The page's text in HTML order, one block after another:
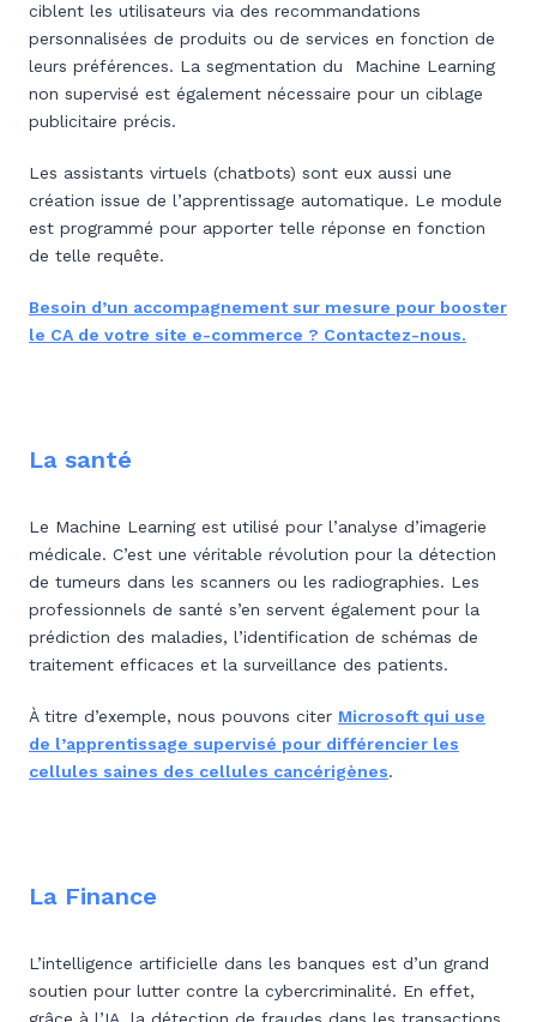
ciblent les utilisateurs via des recommandations
personnalisées de produits ou de services en fonction de
leurs préférences. La segmentation du Machine Learning
non supervisé est également nécessaire pour un ciblage
publicitaire précis.
Les assistants virtuels (chatbots) sont eux aussi une
création issue de l’apprentissage automatique. Le module
est programmé pour apporter telle réponse en fonction
de telle requête.
Besoin d’un accompagnement sur mesure pour booster
le CA de votre site e-commerce ? Contactez-nous.
La santé
Le Machine Learning est utilisé pour l’analyse d’imagerie
médicale. C’est une véritable révolution pour la détection
de tumeurs dans les scanners ou les radiographies. Les
professionnels de santé s’en servent également pour la
prédiction des maladies, l’identification de schémas de
traitement efficaces et la surveillance des patients.
À titre d’exemple, nous pouvons citer Microsoft qui use
de l’apprentissage supervisé pour différencier les
cellules saines des cellules cancérigènes.
La Finance
L’intelligence artificielle dans les banques est d’un grand
soutien pour lutter contre la cybercriminalité. En effet,